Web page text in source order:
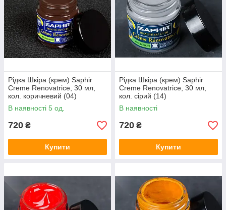
Рідка Шкіра (крем) Saphir
Creme Renovatrice, 30 мл,
кол. коричневий (04)
В наявності 5 од.
720 ₴
Купити
Рідка Шкіра (крем) Saphir
Creme Renovatrice, 30 мл,
кол. сірий (14)
В наявності
720 ₴
Купити